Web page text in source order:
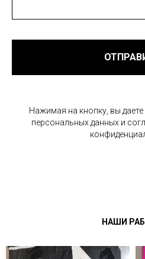
Нажимая на кнопку, вы
персональных данных и
НАШИ